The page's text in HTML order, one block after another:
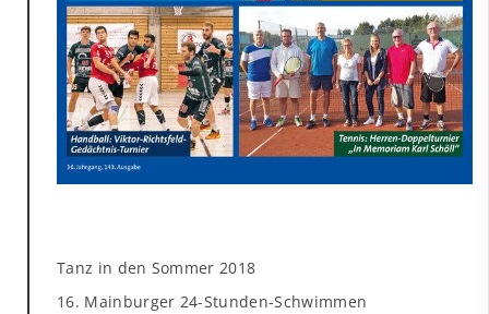
Tanz in den Sommer 2018
16. Mainburger 24-Stunden-Schwimmen